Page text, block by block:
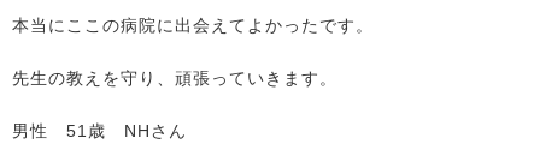
本当にここの病院に出会えてよかったです。
先生の教えを守り、頑張っていきます。
男性 51歳 NHさん